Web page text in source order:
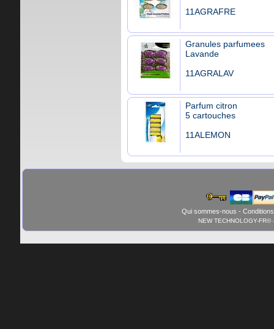
11AGRAFRE
Granules parfumees
Lavande
11AGRALAV
Parfum citron
5 cartouches
11ALEMON
Qui sommes-nous -
NEW TECHNOLOGY-